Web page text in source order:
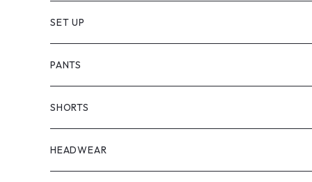
SET UP
PANTS
SHORTS
HEADWEAR